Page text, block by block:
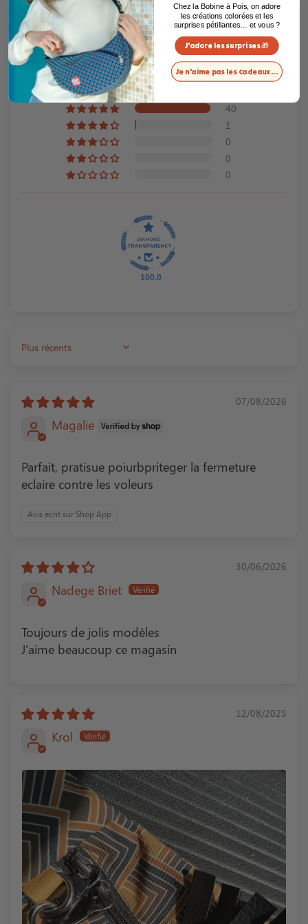
Nos clients en parlent
4.98 sur 5
Basé sur 41 avis
40
1
0
0
0
100.0
Sort by
07/08/2026
Magalie
Parfait, pratisue poiurbpriteger la fermeture
eclaire contre les voleurs
Avis écrit sur Shop App
30/06/2026
Nadege Briet
Toujours de jolis modèles
J'aime beaucoup ce magasin
12/08/2025
Krol
Chez la Bobine à Pois, on adore
les créations colorées et les
surprises pétillantes… et vous ?
J'adore les surprises 🎁
Je n'aime pas les cadeaux...